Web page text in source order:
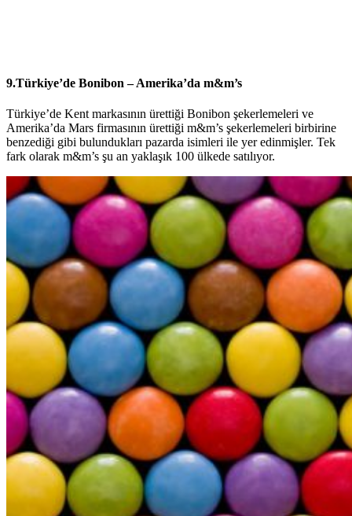
9.Türkiye’de Bonibon – Amerika’da m&m’s
Türkiye’de Kent markasının ürettiği Bonibon şekerlemeleri ve
Amerika’da Mars firmasının ürettiği m&m’s şekerlemeleri birbirine
benzediği gibi bulundukları pazarda isimleri ile yer edinmişler. Tek
fark olarak m&m’s şu an yaklaşık 100 ülkede satılıyor.